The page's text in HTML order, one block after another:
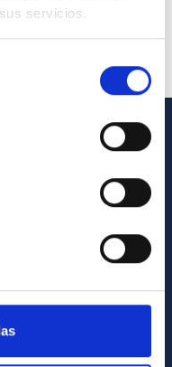
servicios.